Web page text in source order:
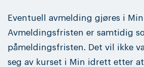
Eventuell avmelding gjøres i
Avmeldingsfristen er samtidig
påmeldingsfristen. Det vil ikke
seg av kurset i Min idrett etter at